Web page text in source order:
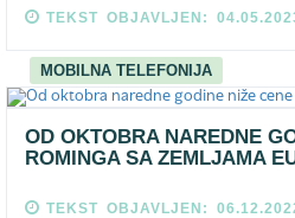
TEKST OBJAVLJEN:
MOBILNA TELEFONIJA
OD OKTOBRA NAREDNE
ROMINGA SA ZEMLJAMA
TEKST OBJAVLJEN: